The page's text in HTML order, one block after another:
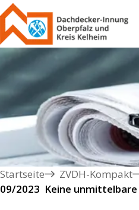
Startseite
ZVDH-Kompakt